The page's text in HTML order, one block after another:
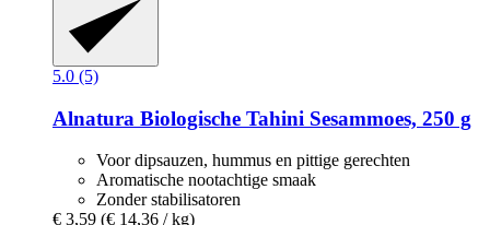
5.0 (5)
Alnatura Biologische Tahini Sesammoes, 250 g
Voor dipsauzen, hummus en pittige gerechten
Aromatische nootachtige smaak
Zonder stabilisatoren
€ 3,59 (€ 14,36 / kg)